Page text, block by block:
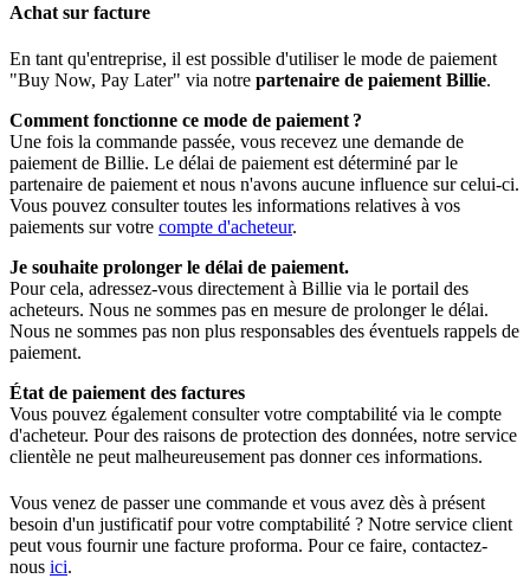
Achat sur facture
En tant qu'entreprise, il est possible d'utiliser le mode de paiement
"Buy Now, Pay Later" via notre partenaire de paiement Billie.
Comment fonctionne ce mode de paiement ?
Une fois la commande passée, vous recevez une demande de
paiement de Billie. Le délai de paiement est déterminé par le
partenaire de paiement et nous n'avons aucune influence sur celui-ci.
Vous pouvez consulter toutes les informations relatives à vos
paiements sur votre compte d'acheteur.
Je souhaite prolonger le délai de paiement.
Pour cela, adressez-vous directement à Billie via le portail des
acheteurs. Nous ne sommes pas en mesure de prolonger le délai.
Nous ne sommes pas non plus responsables des éventuels rappels de
paiement.
État de paiement des factures
Vous pouvez également consulter votre comptabilité via le compte
d'acheteur. Pour des raisons de protection des données, notre service
clientèle ne peut malheureusement pas donner ces informations.
Vous venez de passer une commande et vous avez dès à présent
besoin d'un justificatif pour votre comptabilité ? Notre service client
peut vous fournir une facture proforma. Pour ce faire, contactez-
nous ici.